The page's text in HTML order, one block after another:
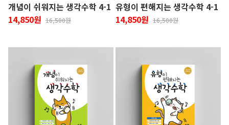
개념이 쉬워지는 생각수학 4-1
14,850원 16,500원
유형이 편해지는 생각수학 4-1
14,850원 16,500원